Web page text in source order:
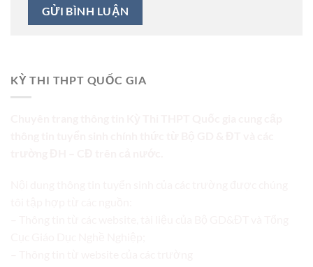
KỲ THI THPT QUỐC GIA